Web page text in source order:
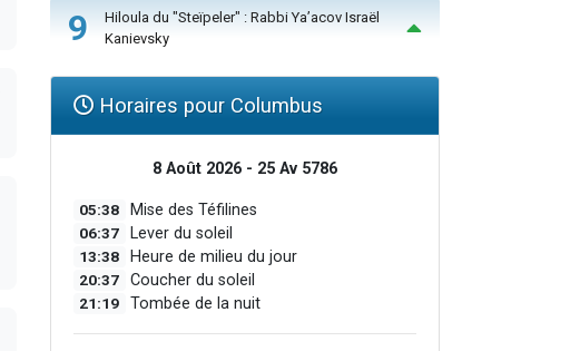
9
Hiloula du "Steïpeler" : Rabbi Ya’acov Israël
Kanievsky
Horaires pour Columbus
8 Août 2026 - 25 Av 5786
05:38 Mise des Téfilines
06:37 Lever du soleil
13:38 Heure de milieu du jour
20:37 Coucher du soleil
21:19 Tombée de la nuit